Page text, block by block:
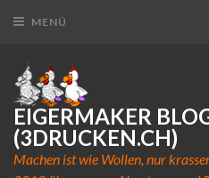
MENÜ
EIGERMAKER
(3DRUCKEN.CH)
Machen ist wie Wollen, nur